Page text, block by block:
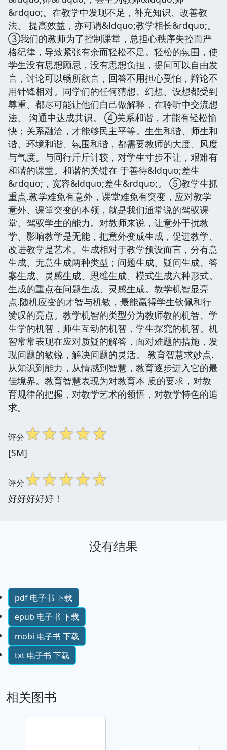
&rdquo;。在教学中发现不足，补充知识、改善教
法、 提高效益，亦可谓&ldquo;教学相长&rdquo;。
③我们的教师为了控制课堂，总担心秩序失控而严
格纪律，导致紧张有余而轻松不足。轻松的氛围，使
学生没有思想顾忌，没有思想负担，提问可以自由发
言，讨论可以畅所欲言，回答不用担心受怕，辩论不
用针锋相对。同学们的任何猜想、幻想、设想都受到
尊重、都尽可能让他们自己做解释，在聆听中交流想
法、 沟通中达成共识。 ④关系和谐，才能有轻松愉
快；关系融洽，才能够民主平等。生生和谐、师生和
谐、环境和谐、氛围和谐，都需要教师的大度、风度
与气度。与同行斤斤计较，对学生寸步不让，艰难有
和谐的课堂。和谐的关键在 于善待&ldquo;差生
&rdquo;，宽容&ldquo;差生&rdquo;。 ⑤教学生抓
重点.教学难免有意外，课堂难免有突变，应对教学
意外、课堂突变的本领，就是我们通常说的驾驭课
堂、驾驭学生的能力。对教师来说，让意外干扰教
学、影响教学是无能，把意外变成生成，促进教学、
改进教学是艺术。生成相对于教学预设而言，分有意
生成、无意生成两种类型；问题生成、疑问生成、答
案生成、灵感生成、思维生成、模式生成六种形式。
生成的重点在问题生成、灵感生成。教学机智显亮
点.随机应变的才智与机敏，最能赢得学生钦佩和行
赞叹的亮点。教学机智的类型分为教师教的机智、学
生学的机智，师生互动的机智，学生探究的机智。机
智常常表现在应对质疑的解答，面对难题的措施，发
现问题的敏锐，解决问题的灵活。 教育智慧求妙点.
从知识到能力，从情感到智慧，教育逐步进入它的最
佳境界。教育智慧表现为对教育本 质的要求，对教
育规律的把握，对教学艺术的领悟，对教学特色的追
求。
评分☆☆☆☆☆
[SM]
评分☆☆☆☆☆
好好好好好！
没有结果
pdf 电子书 下载
epub 电子书 下载
mobi 电子书 下载
txt 电子书 下载
相关图书